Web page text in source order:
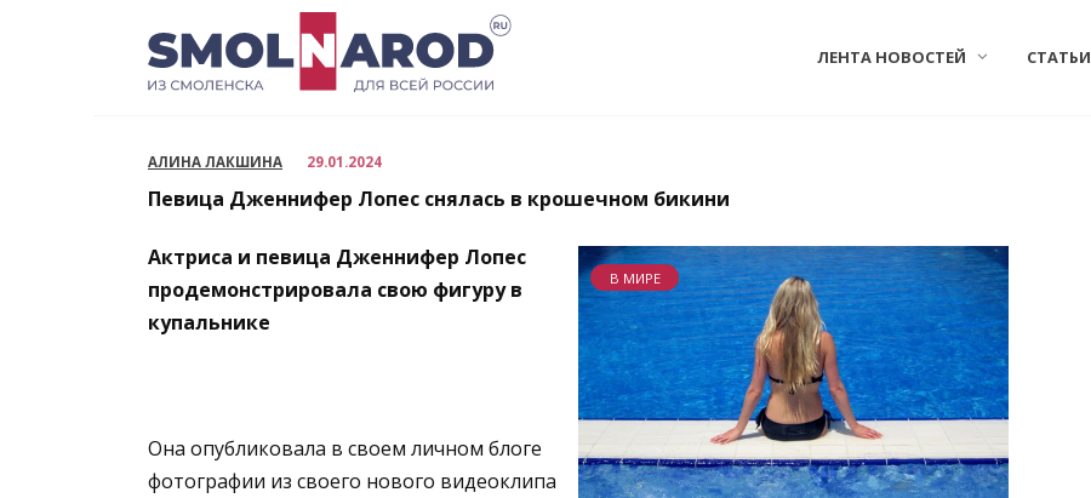
ЛЕНТА НОВОСТЕЙ СТАТЬИ
АЛИНА ЛАКШИНА 29.01.2024
Певица Дженнифер Лопес снялась в крошечном бикини
В МИРЕ
Актриса и певица Дженнифер Лопес
продемонстрировала свою фигуру в
купальнике
Она опубликовала в своем личном блоге
фотографии из своего нового видеоклипа